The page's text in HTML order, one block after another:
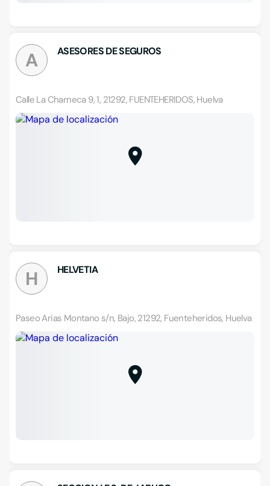
A ASESORES DE SEGUROS
Calle La Charneca 9, 1, 21292, FUENTEHERIDOS, Huelva
H HELVETIA
Paseo Arias Montano s/n, Bajo, 21292, Fuenteheridos, Huelva